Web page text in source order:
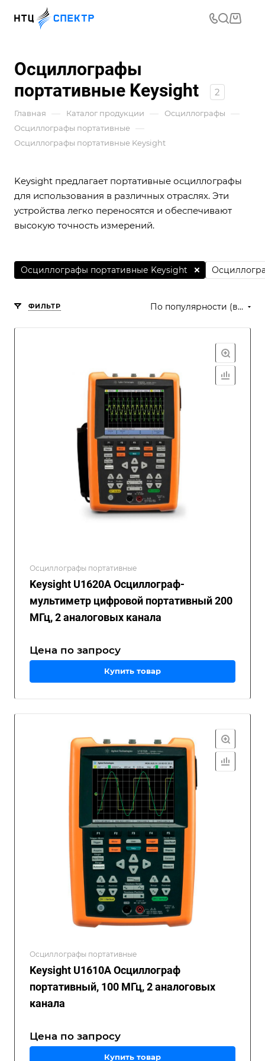
Осциллографы
портативные Keysight
2
Главная — Каталог продукции — Осциллографы —
Осциллографы портативные —
Осциллографы портативные Keysight
Keysight предлагает портативные осциллографы
для использования в различных отраслях. Эти
устройства легко переносятся и обеспечивают
высокую точность измерений.
Осциллографы портативные Keysight
ФИЛЬТР По популярности (возрастание)
Осциллографы портативные
Keysight U1620A Осциллограф-
мультиметр цифровой портативный 200
МГц, 2 аналоговых канала
Цена по запросу
Купить товар
Осциллографы портативные
Keysight U1610A Осциллограф
портативный, 100 МГц, 2 аналоговых
канала
Цена по запросу
Купить товар